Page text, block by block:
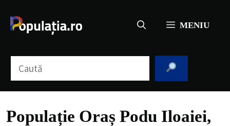
conținut
MENIU
Populație Oraș Podu Iloaiei,